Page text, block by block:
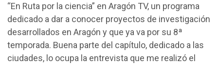
“En Ruta por la ciencia” en Aragón TV, un programa
dedicado a dar a conocer proyectos de investigación
desarrollados en Aragón y que ya va por su 8ª
temporada. Buena parte del capítulo, dedicado a las
ciudades, lo ocupa la entrevista que me realizó el